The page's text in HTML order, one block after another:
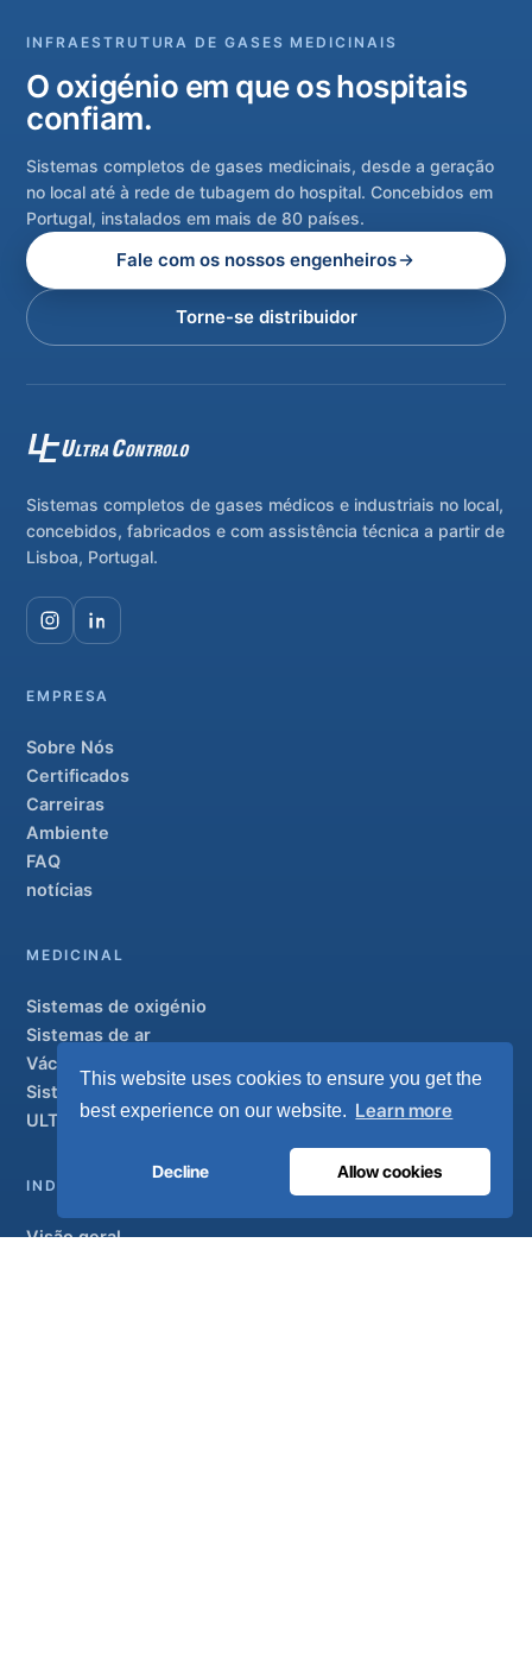
This website uses cookies to ensure you get the
best experience on our website. Learn more
Decline Allow cookies
INFRAESTRUTURA DE GASES MEDICINAIS
O oxigénio em que os hospitais
confiam.
Sistemas completos de gases medicinais, desde a geração
no local até à rede de tubagem do hospital. Concebidos em
Portugal, instalados em mais de 80 países.
Fale com os nossos engenheiros
Torne-se distribuidor
Sistemas completos de gases médicos e industriais no local,
concebidos, fabricados e com assistência técnica a partir de
Lisboa, Portugal.
EMPRESA
Sobre Nós
Certificados
Carreiras
Ambiente
FAQ
notícias
MEDICINAL
Sistemas de oxigénio
Sistemas de ar
Vácuo e AGSS
Sistemas de condutas
ULTRAOX
Modelo de topo de gama
INDUSTRIAL
Visão geral